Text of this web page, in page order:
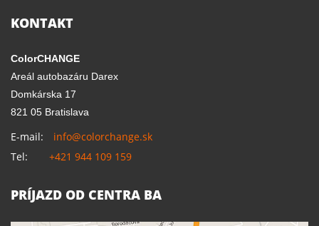
KONTAKT
ColorCHANGE
Areál autobazáru Darex
Domkárska 17
821 05 Bratislava
E-mail:
info@colorchange.sk
Tel:
+421 944 109 159
PRÍJAZD OD CENTRA BA